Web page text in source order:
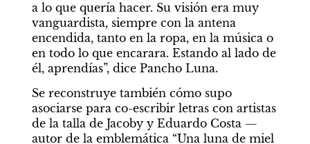
a lo que quería hacer. Su visión era muy
vanguardista, siempre con la antena
encendida, tanto en la ropa, en la música o
en todo lo que encarara. Estando al lado de
él, aprendías”, dice Pancho Luna.
Se reconstruye también cómo supo
asociarse para co-escribir letras con artistas
de la talla de Jacoby y Eduardo Costa —
autor de la emblemática “Una luna de miel